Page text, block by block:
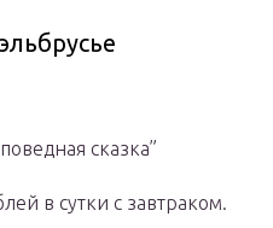
сказка”
в сутки с завтраком.